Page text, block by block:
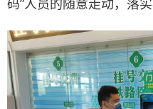
码”人员的随意走动，落